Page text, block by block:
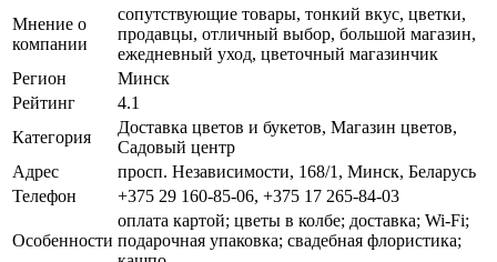
Мнение о
компании
сопутствующие товары, тонкий вкус, цветки,
продавцы, отличный выбор, большой магазин,
ежедневный уход, цветочный магазинчик
Регион
Минск
Рейтинг
4.1
Категория
Доставка цветов и букетов, Магазин цветов,
Садовый центр
Адрес
просп. Независимости, 168/1, Минск, Беларусь
Телефон
+375 29 160-85-06, +375 17 265-84-03
Особенности
оплата картой; цветы в колбе; доставка; Wi-Fi;
подарочная упаковка; свадебная флористика;